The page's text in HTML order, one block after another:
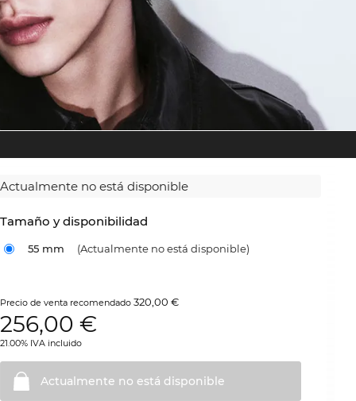
Actualmente no está disponible
Tamaño y disponibilidad
55 mm (Actualmente no está disponible)
Precio de venta recomendado320,00 €
256,00 €
21.00% IVA incluido
Actualmente no está disponible